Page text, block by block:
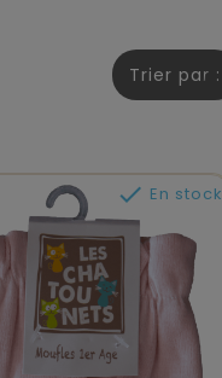
Trier par :
 En stock